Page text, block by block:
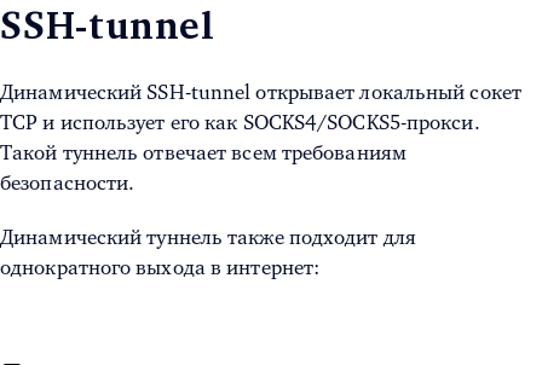
SSH-tunnel
Динамический SSH-tunnel открывает локальный сокет
TCP и использует его как SOCKS4/SOCKS5-прокси.
Такой туннель отвечает всем требованиям
безопасности.
Динамический туннель также подходит для
однократного выхода в интернет: